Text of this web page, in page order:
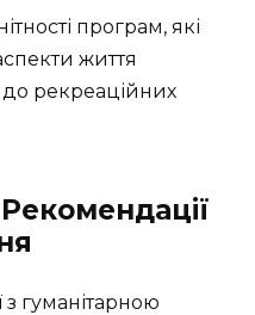
програм, які
життя
до рекреаційних
гуманітарною